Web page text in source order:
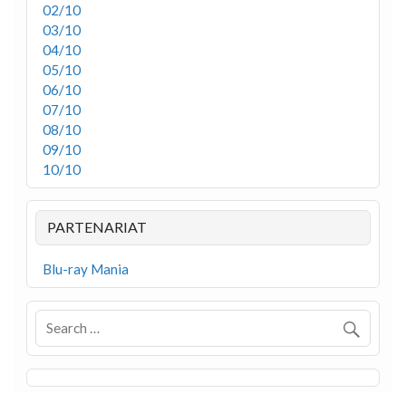
02/10
03/10
04/10
05/10
06/10
07/10
08/10
09/10
10/10
PARTENARIAT
Blu-ray Mania